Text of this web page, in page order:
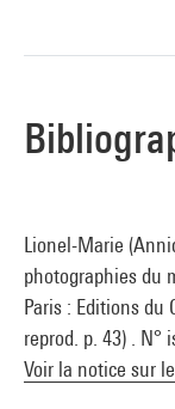
Lionel-Marie
photographies du
Paris : Editions du
reprod. p. 43) . N°
Voir la notice sur